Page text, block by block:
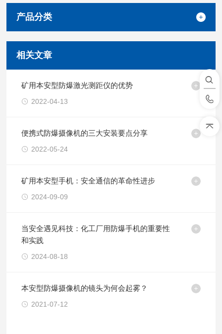
产品分类
相关文章
矿用本安型防爆激光测距仪的优势
2022-04-13
便携式防爆摄像机的三大安装要点分享
2022-05-24
矿用本安型手机：安全通信的革命性进步
2024-09-09
当安全遇见科技：化工厂用防爆手机的重要性
和实践
2024-08-18
本安型防爆摄像机的镜头为何会起雾？
2021-07-12